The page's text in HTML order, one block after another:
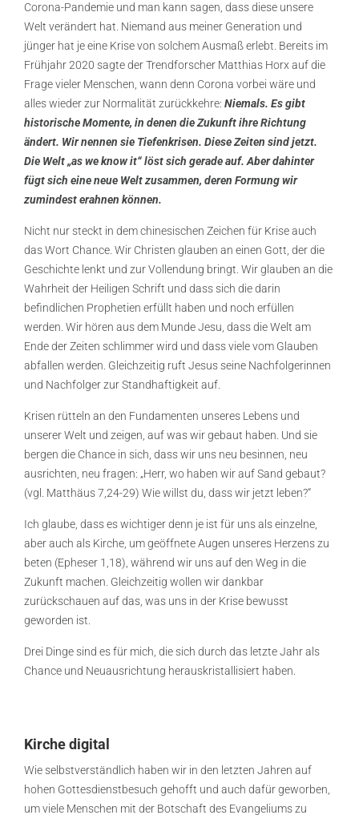
Corona-Pandemie und man kann sagen, dass diese unsere
Welt verändert hat. Niemand aus meiner Generation und
jünger hat je eine Krise von solchem Ausmaß erlebt. Bereits im
Frühjahr 2020 sagte der Trendforscher Matthias Horx auf die
Frage vieler Menschen, wann denn Corona vorbei wäre und
alles wieder zur Normalität zurückkehre: Niemals. Es gibt
historische Momente, in denen die Zukunft ihre Richtung
ändert. Wir nennen sie Tiefenkrisen. Diese Zeiten sind jetzt.
Die Welt „as we know it“ löst sich gerade auf. Aber dahinter
fügt sich eine neue Welt zusammen, deren Formung wir
zumindest erahnen können.
Nicht nur steckt in dem chinesischen Zeichen für Krise auch
das Wort Chance. Wir Christen glauben an einen Gott, der die
Geschichte lenkt und zur Vollendung bringt. Wir glauben an die
Wahrheit der Heiligen Schrift und dass sich die darin
befindlichen Prophetien erfüllt haben und noch erfüllen
werden. Wir hören aus dem Munde Jesu, dass die Welt am
Ende der Zeiten schlimmer wird und dass viele vom Glauben
abfallen werden. Gleichzeitig ruft Jesus seine Nachfolgerinnen
und Nachfolger zur Standhaftigkeit auf.
Krisen rütteln an den Fundamenten unseres Lebens und
unserer Welt und zeigen, auf was wir gebaut haben. Und sie
bergen die Chance in sich, dass wir uns neu besinnen, neu
ausrichten, neu fragen: „Herr, wo haben wir auf Sand gebaut?
(vgl. Matthäus 7,24-29) Wie willst du, dass wir jetzt leben?“
Ich glaube, dass es wichtiger denn je ist für uns als einzelne,
aber auch als Kirche, um geöffnete Augen unseres Herzens zu
beten (Epheser 1,18), während wir uns auf den Weg in die
Zukunft machen. Gleichzeitig wollen wir dankbar
zurückschauen auf das, was uns in der Krise bewusst
geworden ist.
Drei Dinge sind es für mich, die sich durch das letzte Jahr als
Chance und Neuausrichtung herauskristallisiert haben.
Kirche digital
Wie selbstverständlich haben wir in den letzten Jahren auf
hohen Gottesdienstbesuch gehofft und auch dafür geworben,
um viele Menschen mit der Botschaft des Evangeliums zu